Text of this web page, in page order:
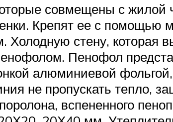
совмещены с жилой
Крепят ее с помощью
Холодную стену, которая
Пенофол
алюминиевой
не пропускать тепло,
вспененного